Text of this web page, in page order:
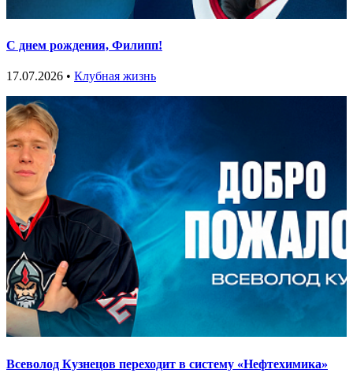
С днем рождения, Филипп!
17.07.2026 • Клубная жизнь
Всеволод Кузнецов переходит в систему «Нефтехимика»